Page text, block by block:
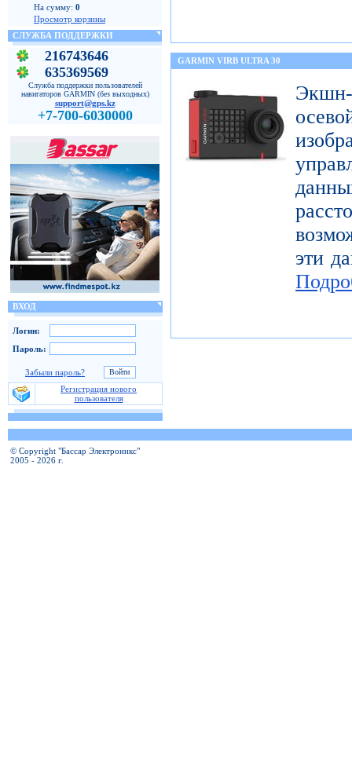
На сумму: 0
Просмотр корзины
СЛУЖБА ПОДДЕРЖКИ
216743646
635369569
Служба поддержки пользователей
навигаторов GARMIN (без выходных)
support@gps.kz
+7-700-6030000
ВХОД
Логин:
Пароль:
Забыли пароль?
Регистрация нового
пользователя
GARMIN VIRB ULTRA 30
эти
© Copyright "Бассар Электроникс"
2005 - 2026 г.